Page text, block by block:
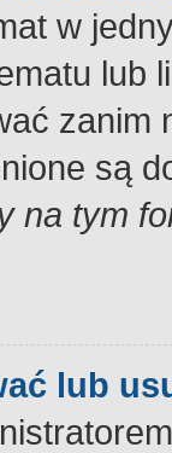
w
lub
są
na tym
lub